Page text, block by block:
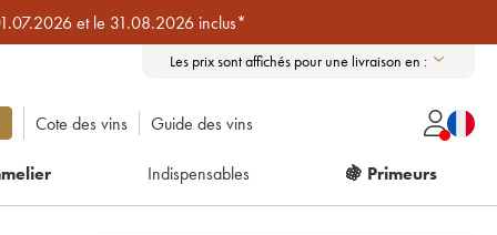
et le 31.08.2026 inclus*
Les prix sont affichés pour une livraison en :
Cote des vins Guide des vins
Indispensables 🍇 Primeurs